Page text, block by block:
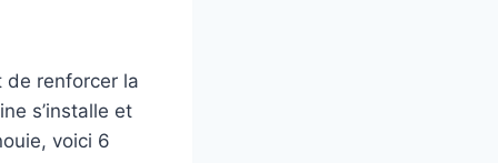
de renforcer la
s’installe et
voici 6